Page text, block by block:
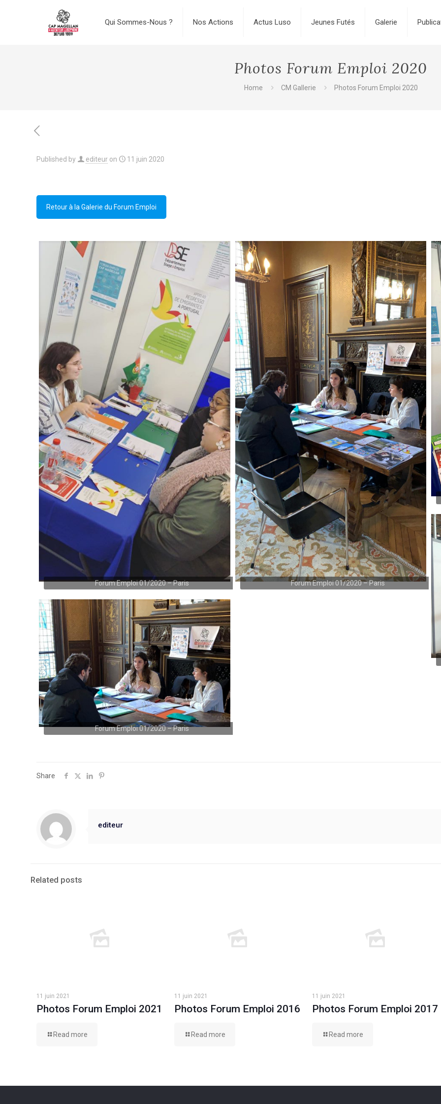
Qui Sommes-Nous ? Nos Actions Actus Luso Jeunes Futés Galerie
Photos Forum Emploi 2020
Home CM Gallerie Photos Forum Emploi 2020
Published by editeur on 11 juin 2020
Retour à la Galerie du Forum Emploi
Forum Emploi 01/2020 – Paris Forum Emploi 01/2020 – Paris
Forum Emploi 01/2020 – Paris
Share
editeur
Related posts
11 juin 2021
Photos Forum Emploi 2021
Read more
11 juin 2021
Photos Forum Emploi 2016
Read more
11 juin 2021
Photos Forum Emploi 2017
Read more